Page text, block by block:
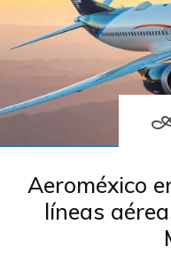
Aeroméxico
líneas